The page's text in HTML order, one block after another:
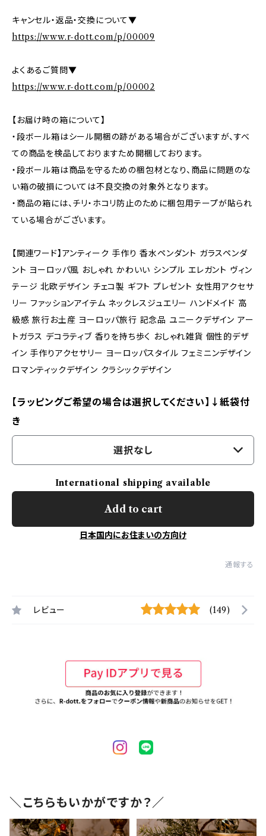
キャンセル・返品・交換について▼
https://www.r-dott.com/p/00009
よくあるご質問▼
https://www.r-dott.com/p/00002
【お届け時の箱について】
・段ボール箱はシール開梱の跡がある場合がございますが、すべ
ての商品を検品しておりますため開梱しております。
・段ボール箱は商品を守るための梱包材となり、商品に問題のな
い箱の破損については不良交換の対象外となります。
・商品の箱には、チリ・ホコリ防止のために梱包用テープが貼られ
ている場合がございます。
【関連ワード】アンティーク 手作り 香水ペンダント ガラスペンダ
ント ヨーロッパ風 おしゃれ かわいい シンプル エレガント ヴィン
テージ 北欧デザイン チェコ製 ギフト プレゼント 女性用アクセサ
リー ファッションアイテム ネックレスジュエリー ハンドメイド 高
級感 旅行お土産 ヨーロッパ旅行 記念品 ユニークデザイン アー
トガラス デコラティブ 香りを持ち歩く おしゃれ雑貨 個性的デザ
イン 手作りアクセサリー ヨーロッパスタイル フェミニンデザイン
ロマンティックデザイン クラシックデザイン
【ラッピングご希望の場合は選択してください】↓紙袋付
き
選択なし
International shipping available
Add to cart
日本国内にお住まいの方向け
通報する
レビュー (149)
＼こちらもいかがですか？／